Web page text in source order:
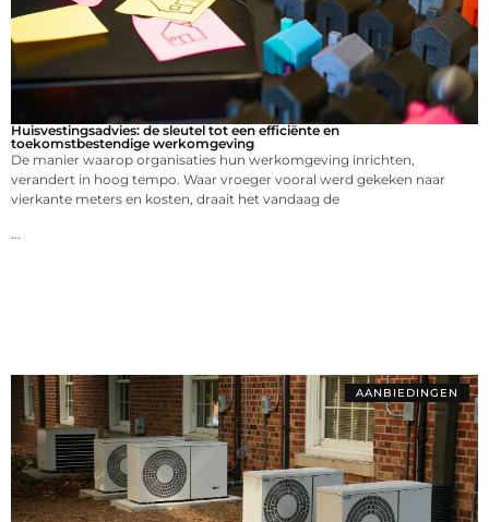
Huisvestingsadvies: de sleutel tot een efficiënte en
toekomstbestendige werkomgeving
De manier waarop organisaties hun werkomgeving inrichten,
verandert in hoog tempo. Waar vroeger vooral werd gekeken naar
vierkante meters en kosten, draait het vandaag de
...
AANBIEDINGEN